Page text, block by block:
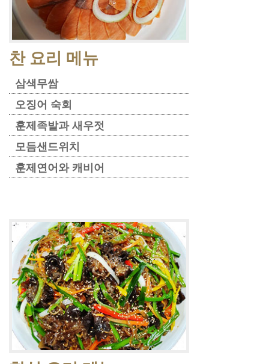
찬 요리 메뉴
삼색무쌈
오징어 숙회
훈제족발과 새우젓
모듬샌드위치
훈제연어와 캐비어